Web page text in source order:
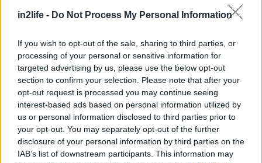
in2life - Do Not Process My Personal Information
If you wish to opt-out of the sale, sharing to third parties, or
processing of your personal or sensitive information for
targeted advertising by us, please use the below opt-out
section to confirm your selection. Please note that after your
opt-out request is processed you may continue seeing
interest-based ads based on personal information utilized by
us or personal information disclosed to third parties prior to
your opt-out. You may separately opt-out of the further
disclosure of your personal information by third parties on the
IAB’s list of downstream participants. This information may
Αναζήτηση
για...